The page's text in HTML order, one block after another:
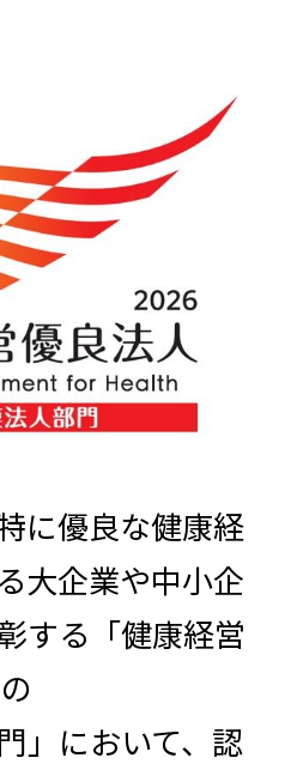
に優良な健康経
大企業や中小企
する「健康経営
」において、認